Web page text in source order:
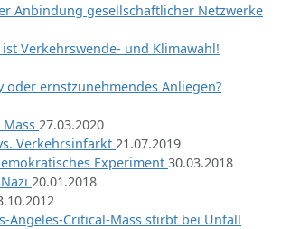
Anbindung gesellschaftlicher Netzwerke
Verkehrswende- und Klimawahl!
oder ernstzunehmendes Anliegen?
27.03.2020
Verkehrsinfarkt 21.07.2019
Experiment 30.03.2018
20.01.2018
Angeles-Critical-Mass stirbt bei Unfall